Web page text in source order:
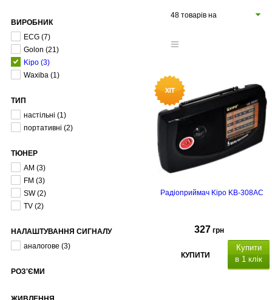
ВИРОБНИК
ECG (7)
Golon (21)
Kipo (3)
Waxiba (1)
ТИП
настільні (1)
портативні (2)
ТЮНЕР
AM (3)
FM (3)
SW (2)
TV (2)
НАЛАШТУВАННЯ СИГНАЛУ
аналогове (3)
РОЗ'ЄМИ
48 товарів на
Радіоприймач Kipo KB-308AC
327 грн
КУПИТИ
Купити
в 1 клік